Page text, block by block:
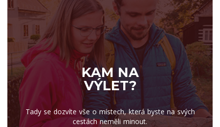
KAM NA
VÝLET?
Tady se dozvíte vše o místech, která byste na svých
cestách neměli minout.